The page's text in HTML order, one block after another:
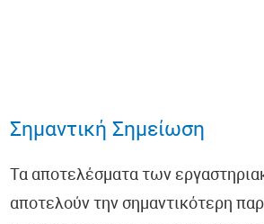
Σημαντική Σημείωση
Τα αποτελέσματα των
αποτελούν την σημαντικότερη